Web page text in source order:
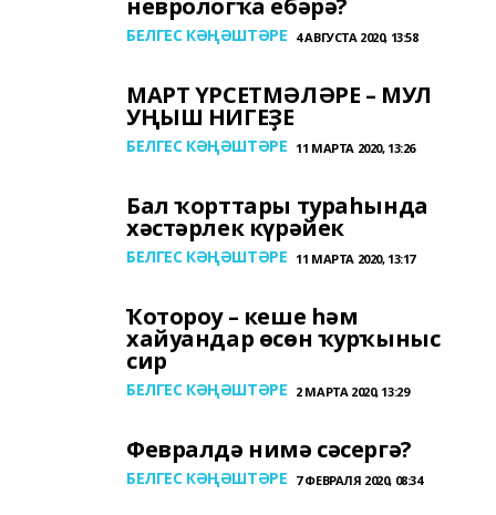
неврологҡа ебәрә?
БЕЛГЕС КӘҢӘШТӘРЕ 4 АВГУСТА 2020, 13:58
МАРТ ҮРСЕТМӘЛӘРЕ – МУЛ
УҢЫШ НИГЕҘЕ
БЕЛГЕС КӘҢӘШТӘРЕ 11 МАРТА 2020, 13:26
Бал ҡорттары тураһында
хәстәрлек күрәйек
БЕЛГЕС КӘҢӘШТӘРЕ 11 МАРТА 2020, 13:17
Ҡотороу – кеше һәм
хайуандар өсөн ҡурҡыныс
сир
БЕЛГЕС КӘҢӘШТӘРЕ 2 МАРТА 2020, 13:29
Февралдә нимә сәсергә?
БЕЛГЕС КӘҢӘШТӘРЕ 7 ФЕВРАЛЯ 2020, 08:34